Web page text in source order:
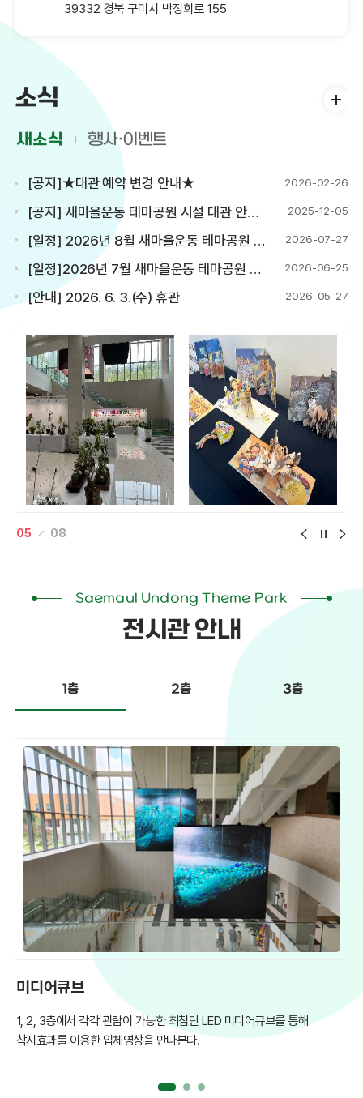
39332 경북 구미시 박정희로 155
소식
새소식
[공지]★대관 예약 변경 안내★ 2026-02-26
[공지] 새마을운동 테마공원 시설 대관 안내(서식 첨부) 2025-12-05
[일정] 2026년 8월 새마을운동 테마공원 전시 및 공연 일정(7.27. 기준) 2026-07-27
[일정]2026년 7월 새마을운동 테마공원 전시 및 공연 일정(7.2. 기준) 2026-06-25
[안내] 2026. 6. 3.(수) 휴관 2026-05-27
행사·이벤트
05 08
Saemaul Undong Theme Park
전시관 안내
1층
미디어큐브
1, 2, 3층에서 각각 관람이 가능한 최첨단 LED 미디어큐브를 통해
착시효과를 이용한 입체영상을 만나본다.
2층 3층